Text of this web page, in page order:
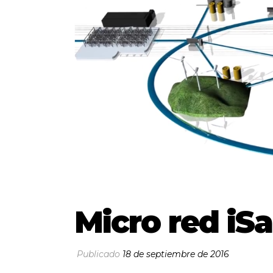
Micro red
Publicado 18 de septiembre de 2016